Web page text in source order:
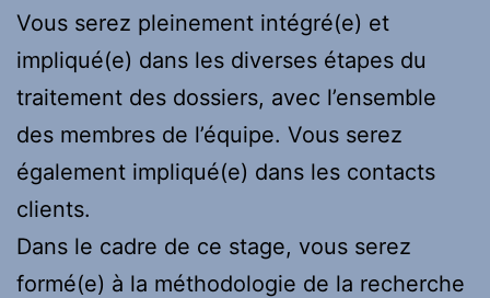
Vous serez pleinement intégré(e) et
impliqué(e) dans les diverses étapes du
traitement des dossiers, avec l’ensemble
des membres de l’équipe. Vous serez
également impliqué(e) dans les contacts
clients.
Dans le cadre de ce stage, vous serez
formé(e) à la méthodologie de la recherche